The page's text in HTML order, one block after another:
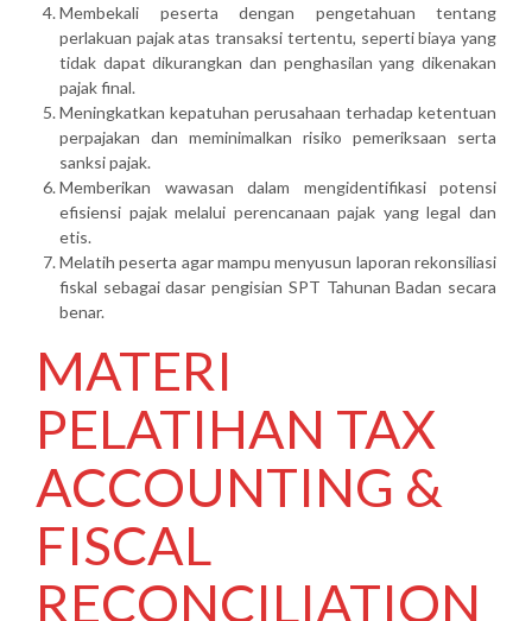
Membekali peserta dengan pengetahuan tentang
perlakuan pajak atas transaksi tertentu, seperti biaya yang
tidak dapat dikurangkan dan penghasilan yang dikenakan
pajak final.
Meningkatkan kepatuhan perusahaan terhadap ketentuan
perpajakan dan meminimalkan risiko pemeriksaan serta
sanksi pajak.
Memberikan wawasan dalam mengidentifikasi potensi
efisiensi pajak melalui perencanaan pajak yang legal dan
etis.
Melatih peserta agar mampu menyusun laporan rekonsiliasi
fiskal sebagai dasar pengisian SPT Tahunan Badan secara
benar.
MATERI
PELATIHAN TAX
ACCOUNTING &
FISCAL
RECONCILIATION